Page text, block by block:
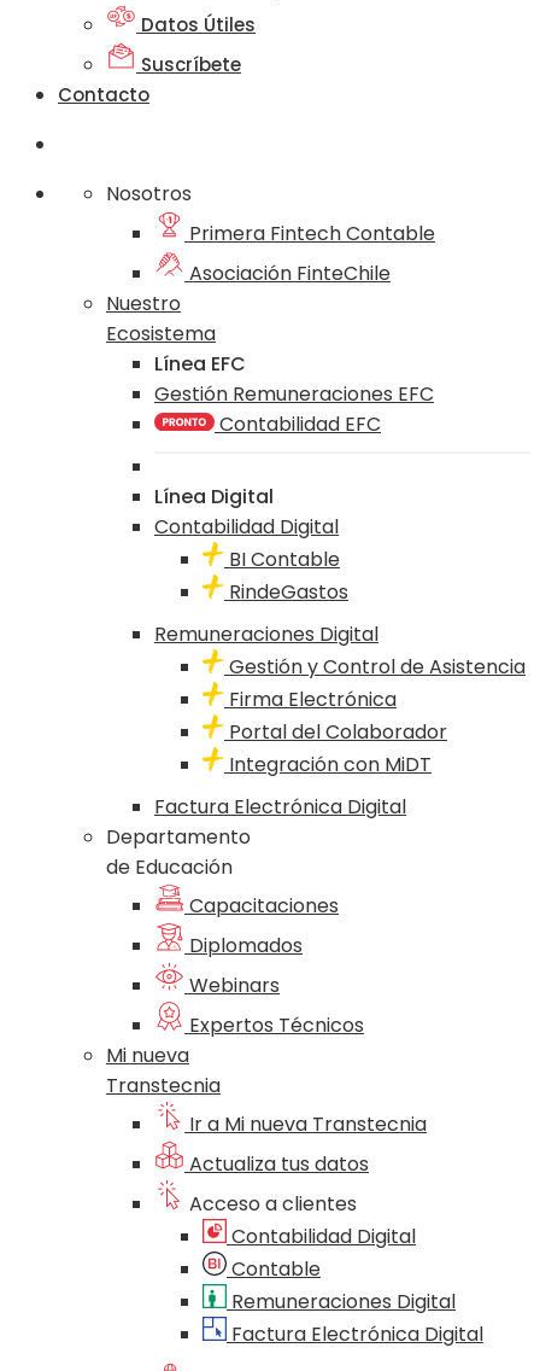
Datos Útiles
Suscríbete
Contacto
Nosotros
Primera Fintech Contable
Asociación FinteChile
Nuestro
Ecosistema
Línea EFC
Gestión Remuneraciones EFC
Contabilidad EFC
Línea Digital
Contabilidad Digital
BI Contable
RindeGastos
Remuneraciones Digital
Gestión y Control de Asistencia
Firma Electrónica
Portal del Colaborador
Integración con MiDT
Factura Electrónica Digital
Departamento
de Educación
Capacitaciones
Diplomados
Webinars
Expertos Técnicos
Mi nueva
Transtecnia
Ir a Mi nueva Transtecnia
Actualiza tus datos
Acceso a clientes
Contabilidad Digital
Contable
Remuneraciones Digital
Factura Electrónica Digital